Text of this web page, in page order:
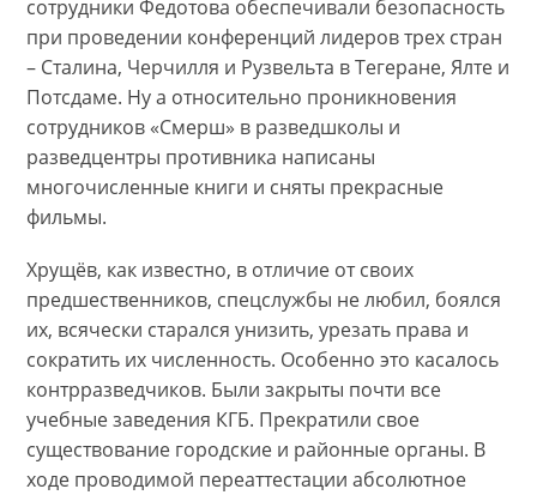
сотрудники Федотова обеспечивали безопасность
при проведении конференций лидеров трех стран
– Сталина, Черчилля и Рузвельта в Тегеране, Ялте и
Потсдаме. Ну а относительно проникновения
сотрудников «Смерш» в разведшколы и
разведцентры противника написаны
многочисленные книги и сняты прекрасные
фильмы.
Хрущёв, как известно, в отличие от своих
предшественников, спецслужбы не любил, боялся
их, всячески старался унизить, урезать права и
сократить их численность. Особенно это касалось
контрразведчиков. Были закрыты почти все
учебные заведения КГБ. Прекратили свое
существование городские и районные органы. В
ходе проводимой переаттестации абсолютное